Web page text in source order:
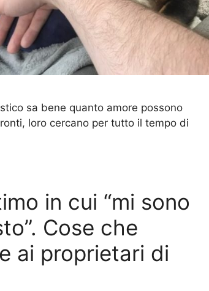
sa bene quanto amore possono
loro cercano per tutto il tempo di
in cui “mi sono
Cose che
ai proprietari di